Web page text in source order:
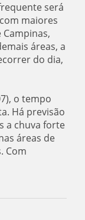
será
maiores
áreas, a
do dia,
o tempo
Há previsão
a chuva forte
áreas de
Com